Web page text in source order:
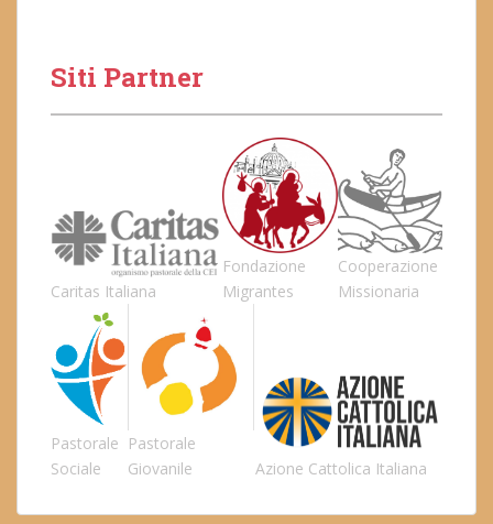
Siti Partner
Caritas Italiana
Fondazione
Migrantes
Cooperazione
Missionaria
Pastorale
Sociale
Pastorale
Giovanile
Azione Cattolica Italiana